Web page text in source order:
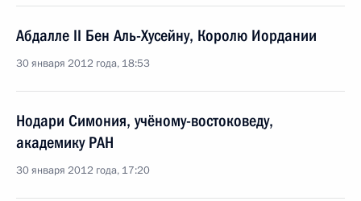
Абдалле II Бен Аль-Хусейну, Королю Иордании
30 января 2012 года, 18:53
Нодари Симония, учёному-востоковеду,
академику РАН
30 января 2012 года, 17:20